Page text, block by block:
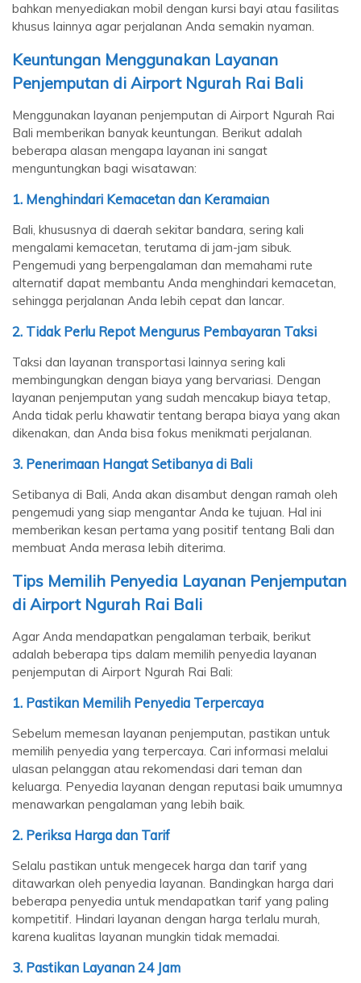
bahkan menyediakan mobil dengan kursi bayi atau fasilitas
khusus lainnya agar perjalanan Anda semakin nyaman.
Keuntungan Menggunakan Layanan
Penjemputan di Airport Ngurah Rai Bali
Menggunakan layanan penjemputan di Airport Ngurah Rai
Bali memberikan banyak keuntungan. Berikut adalah
beberapa alasan mengapa layanan ini sangat
menguntungkan bagi wisatawan:
1. Menghindari Kemacetan dan Keramaian
Bali, khususnya di daerah sekitar bandara, sering kali
mengalami kemacetan, terutama di jam-jam sibuk.
Pengemudi yang berpengalaman dan memahami rute
alternatif dapat membantu Anda menghindari kemacetan,
sehingga perjalanan Anda lebih cepat dan lancar.
2. Tidak Perlu Repot Mengurus Pembayaran Taksi
Taksi dan layanan transportasi lainnya sering kali
membingungkan dengan biaya yang bervariasi. Dengan
layanan penjemputan yang sudah mencakup biaya tetap,
Anda tidak perlu khawatir tentang berapa biaya yang akan
dikenakan, dan Anda bisa fokus menikmati perjalanan.
3. Penerimaan Hangat Setibanya di Bali
Setibanya di Bali, Anda akan disambut dengan ramah oleh
pengemudi yang siap mengantar Anda ke tujuan. Hal ini
memberikan kesan pertama yang positif tentang Bali dan
membuat Anda merasa lebih diterima.
Tips Memilih Penyedia Layanan Penjemputan
di Airport Ngurah Rai Bali
Agar Anda mendapatkan pengalaman terbaik, berikut
adalah beberapa tips dalam memilih penyedia layanan
penjemputan di Airport Ngurah Rai Bali:
1. Pastikan Memilih Penyedia Terpercaya
Sebelum memesan layanan penjemputan, pastikan untuk
memilih penyedia yang terpercaya. Cari informasi melalui
ulasan pelanggan atau rekomendasi dari teman dan
keluarga. Penyedia layanan dengan reputasi baik umumnya
menawarkan pengalaman yang lebih baik.
2. Periksa Harga dan Tarif
Selalu pastikan untuk mengecek harga dan tarif yang
ditawarkan oleh penyedia layanan. Bandingkan harga dari
beberapa penyedia untuk mendapatkan tarif yang paling
kompetitif. Hindari layanan dengan harga terlalu murah,
karena kualitas layanan mungkin tidak memadai.
3. Pastikan Layanan 24 Jam